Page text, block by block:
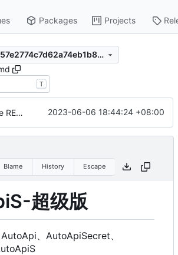
Packages Projects
f59e5a3ad9d0057e2774c7d62a74eb1b8c5c38a2
T
Update README.md 2023-06-06 18:44:24 +08:00
Blame History Escape
超级版
、AutoApiSecret、